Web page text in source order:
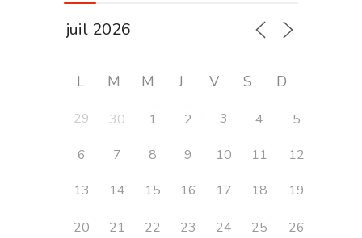
L M M J V S D
29 30 1 2 3 4
5
6
7 8 9 10 11
12
13
14 15 16 17 18 19
20 21 22 23 24 25 26